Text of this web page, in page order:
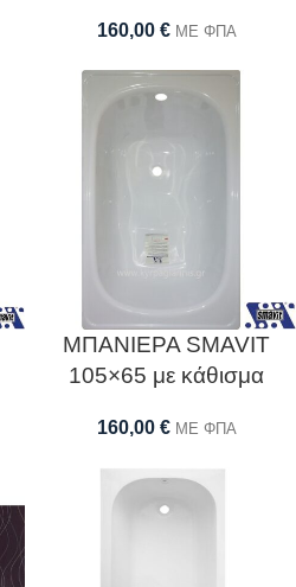
160,00 € ΜΕ ΦΠΑ
ΜΠΑΝΙΕΡΑ SMAVIT
105×65 με κάθισμα
160,00 € ΜΕ ΦΠΑ